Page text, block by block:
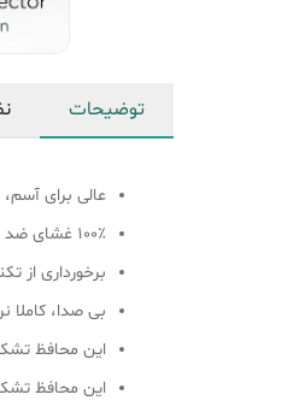
توضیحات
عالی برای آسم،
100٪ غشای ضد آب با طراحی سبک و ویژه
برخورداری از
بی صدا،
این محافظ
این محافظ